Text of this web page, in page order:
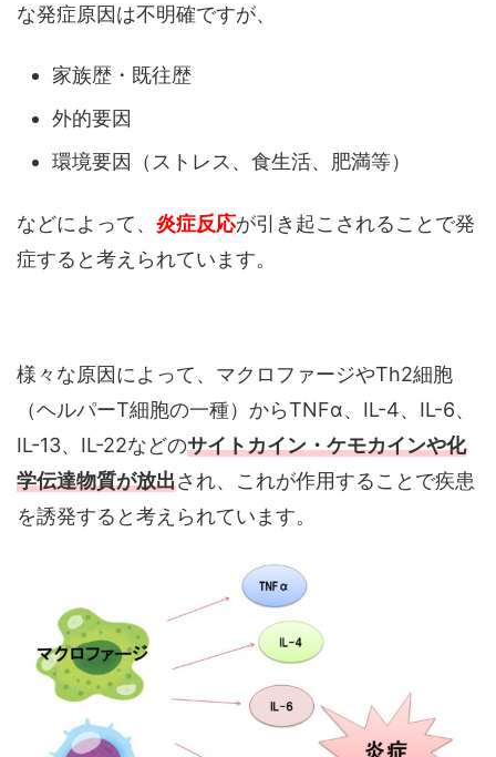
な発症原因は不明確ですが、
家族歴・既往歴
外的要因
環境要因（ストレス、食生活、肥満等）
などによって、 炎症反応が引き起こされることで発
症すると考えられています。
様々な原因によって、マクロファージやTh2細胞
（ヘルパーT細胞の一種）からTNFα、IL-4、IL-6、
IL-13、IL-22などのサイトカイン・ケモカインや化
学伝達物質が放出され、これが作用することで疾患
を誘発すると考えられています。